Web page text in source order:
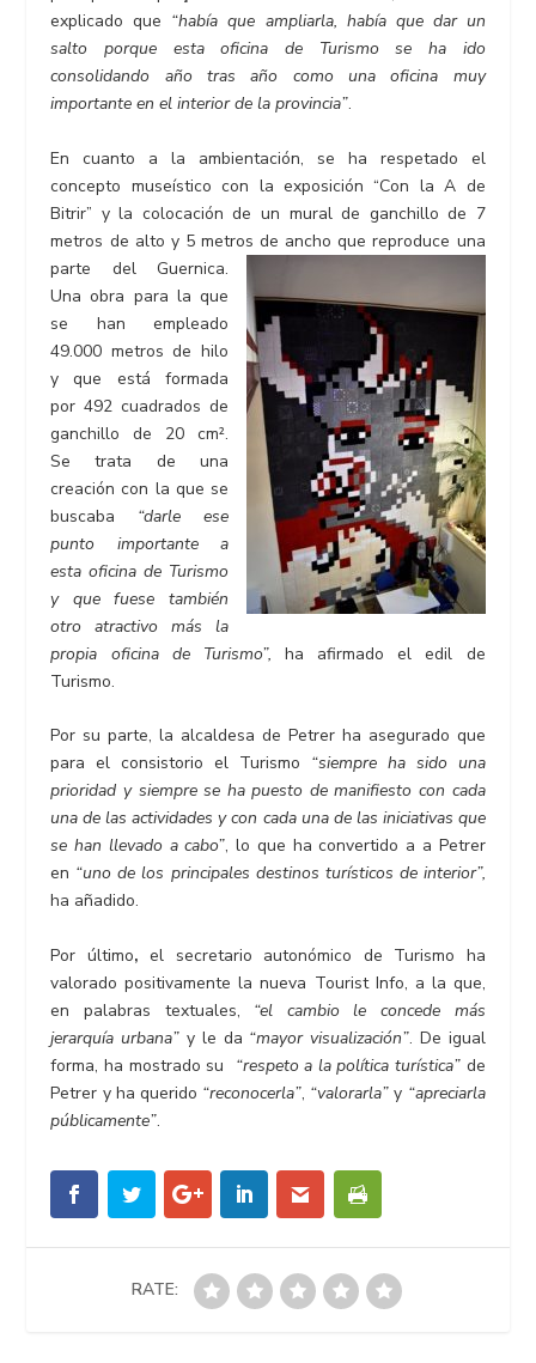
explicado que “había que ampliarla, había que dar un
salto porque esta oficina de Turismo se ha ido
consolidando año tras año como una oficina muy
importante en el interior de la provincia”.
En cuanto a la ambientación, se ha respetado el
concepto museístico con la exposición “Con la A de
Bitrir” y la colocación de un mural de ganchillo de 7
metros de alto y 5 metros de ancho que reproduce una
parte del Guernica.
Una obra para la que
se han empleado
49.000 metros de hilo
y que está formada
por 492 cuadrados de
ganchillo de 20 cm².
Se trata de una
creación con la que se
buscaba “darle ese
punto importante a
esta oficina de Turismo
y que fuese también
otro atractivo más la
propia oficina de Turismo”, ha afirmado el edil de
Turismo.
Por su parte, la alcaldesa de Petrer ha asegurado que
para el consistorio el Turismo “siempre ha sido una
prioridad y siempre se ha puesto de manifiesto con cada
una de las actividades y con cada una de las iniciativas que
se han llevado a cabo”, lo que ha convertido a a Petrer
en “uno de los principales destinos turísticos de interior”,
ha añadido.
Por último,el secretario autonómico de Turismo ha
valorado positivamente la nueva Tourist Info, a la que,
en palabras textuales, “el cambio le concede más
jerarquía urbana” y le da “mayor visualización”. De igual
forma, ha mostrado su “respeto a la política turística”de
Petrer y ha querido “reconocerla”, “valorarla”y “apreciarla
públicamente”.
RATE: